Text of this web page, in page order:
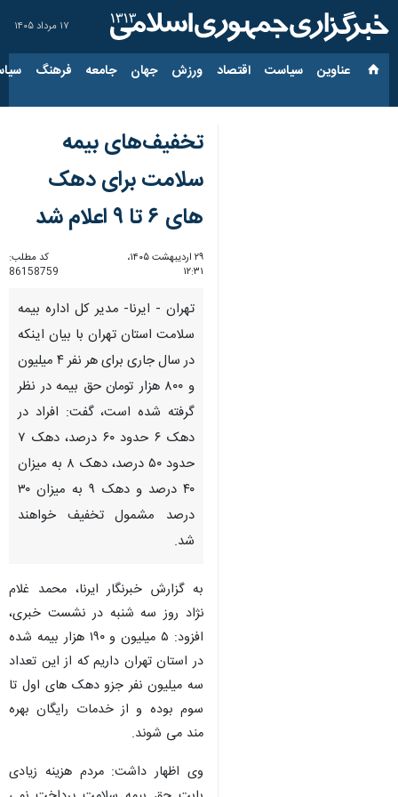
۱۷ مرداد ۱۴۰۵
عناوین‌ سیاست اقتصاد ورزش جهان جامعه فرهنگ
تخفیف‌های بیمه
سلامت برای دهک
های ۶ تا ۹ اعلام شد
۲۹ اردیبهشت ۱۴۰۵،
۱۲:۳۱
کد مطلب:
86158759
تهران - ایرنا- مدیر کل اداره بیمه
سلامت استان تهران با بیان اینکه
در سال جاری برای هر نفر ۴ میلیون
و ۸۰۰ هزار تومان حق بیمه در نظر
گرفته شده است، گفت: افراد در
دهک ۶ حدود ۶۰ درصد، دهک ۷
حدود ۵۰ درصد، دهک ۸ به میزان
۴۰ درصد و دهک ۹ به میزان ۳۰
درصد مشمول تخفیف خواهند
شد.
به گزارش خبرنگار ایرنا، محمد غلام
نژاد روز سه شنبه در نشست خبری،
افزود: ۵ میلیون و ۱۹۰ هزار بیمه شده
در استان تهران داریم که از این تعداد
سه میلیون نفر جزو دهک های اول تا
سوم بوده و از خدمات رایگان بهره
مند می شوند.
وی اظهار داشت: مردم هزینه زیادی